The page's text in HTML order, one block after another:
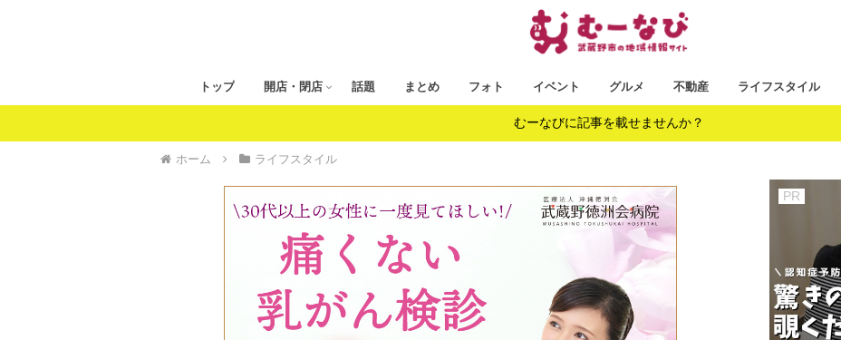
トップ 開店・閉店 話題 まとめ フォト イベント グルメ 不動産 ライフスタイル
むーなびに記事を載せませんか？
ホーム ライフスタイル